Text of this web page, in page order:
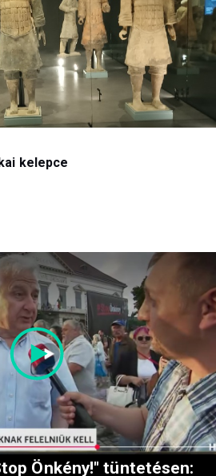
kelepce
Önkény!" tüntetésen: